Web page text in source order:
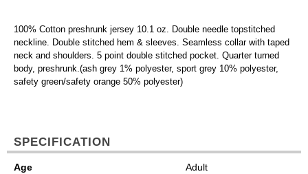
100% Cotton preshrunk jersey 10.1 oz. Double needle topstitched
neckline. Double stitched hem & sleeves. Seamless collar with taped
neck and shoulders. 5 point double stitched pocket. Quarter turned
body, preshrunk.(ash grey 1% polyester, sport grey 10% polyester,
safety green/safety orange 50% polyester)
SPECIFICATION
Age
Adult